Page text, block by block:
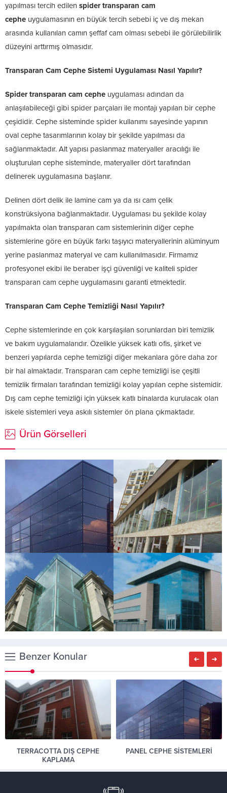
yapılması tercih edilen spider transparan cam
cephe uygulamasının en büyük tercih sebebi iç ve dış mekan
arasında kullanılan camın şeffaf cam olması sebebi ile görülebilirlik
düzeyini arttırmış olmasıdır.
Transparan Cam Cephe Sistemi Uygulaması Nasıl Yapılır?
Spider transparan cam cephe uygulaması adından da
anlaşılabileceği gibi spider parçaları ile montajı yapılan bir cephe
çeşididir. Cephe sisteminde spider kullanımı sayesinde yapının
oval cephe tasarımlarının kolay bir şekilde yapılması da
sağlanmaktadır. Alt yapısı paslanmaz materyaller aracılığı ile
oluşturulan cephe sisteminde, materyaller dört tarafından
delinerek uygulamasına başlanır.
Delinen dört delik ile lamine cam ya da ısı cam çelik
konstrüksiyona bağlanmaktadır. Uygulaması bu şekilde kolay
yapılmakta olan transparan cam sistemlerinin diğer cephe
sistemlerine göre en büyük farkı taşıyıcı materyallerinin alüminyum
yerine paslanmaz materyal ve cam kullanılmasıdır. Firmamız
profesyonel ekibi ile beraber işçi güvenliği ve kaliteli spider
transparan cam cephe uygulamasını garanti etmektedir.
Transparan Cam Cephe Temizliği Nasıl Yapılır?
Cephe sistemlerinde en çok karşılaşılan sorunlardan biri temizlik
ve bakım uygulamalarıdır. Özelikle yüksek katlı ofis, şirket ve
benzeri yapılarda cephe temizliği diğer mekanlara göre daha zor
bir hal almaktadır. Transparan cam cephe temizliği ise çeşitli
temizlik firmaları tarafından temizliği kolay yapılan cephe sistemidir.
Dış cam cephe temizliği için yüksek katlı binalarda kurulacak olan
iskele sistemleri veya askılı sistemler ön plana çıkmaktadır.
Ürün Görselleri
Benzer Konular
TERRACOTTA DIŞ CEPHE
KAPLAMA
PANEL CEPHE SİSTEMLERİ